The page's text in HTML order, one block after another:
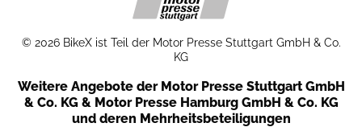
© 2026 BikeX ist Teil der Motor Presse Stuttgart GmbH & Co.
KG
Weitere Angebote der Motor Presse Stuttgart GmbH
& Co. KG & Motor Presse Hamburg GmbH & Co. KG
und deren Mehrheitsbeteiligungen